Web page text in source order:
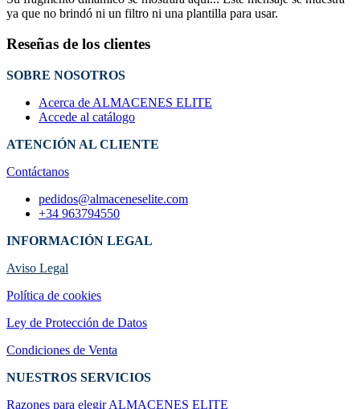
ya que no brindó ni un filtro ni una plantilla para usar.
Reseñas de los clientes
SOBRE NOSOTROS
Acerca de ALMACENES ELITE
Accede al catálogo
ATENCIÓN AL CLIENTE
Contáctanos
pedidos@almaceneselite.com
+34 963794550
INFORMACIÓN LEGAL
Aviso Legal
Política de cookies
Ley de Protección de Datos
Condiciones de Venta
NUESTROS SERVICIOS
Razones para elegir ALMACENES ELI​TE